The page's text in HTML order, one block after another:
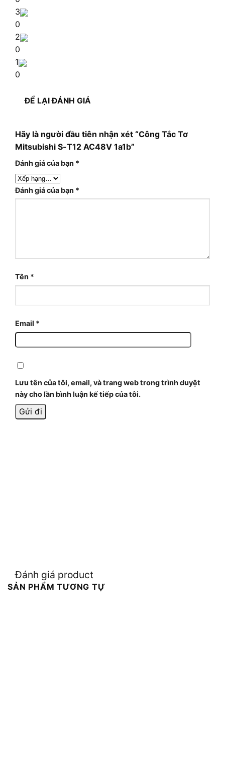
3
0
2
0
1
0
ĐỂ LẠI ĐÁNH GIÁ
Hãy là người đầu tiên nhận xét “Công Tắc Tơ
Mitsubishi S-T12 AC48V 1a1b”
Đánh giá của bạn *
Đánh giá của bạn *
Tên *
Email *
Lưu tên của tôi, email, và trang web trong trình duyệt
này cho lần bình luận kế tiếp của tôi.
Đánh giá product
SẢN PHẨM TƯƠNG TỰ